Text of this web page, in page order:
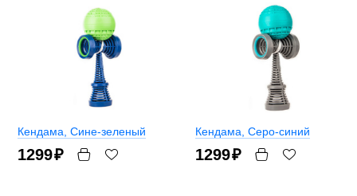
Кендама , Сине-зеленый
1299₽
Кендама , Серо-синий
1299₽